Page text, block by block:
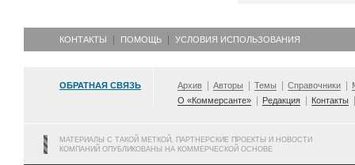
КОНТАКТЫ ПОМОЩЬ УСЛОВИЯ ИСПОЛЬЗОВАНИЯ
ОБРАТНАЯ СВЯЗЬ Архив Авторы Темы Справочники
О «Коммерсанте»
Редакция Контакты
МАТЕРИАЛЫ С ТАКОЙ МЕТКОЙ, ПАРТНЕРСКИЕ ПРОЕКТЫ И НОВОСТИ
КОМПАНИЙ ОПУБЛИКОВАНЫ НА КОММЕРЧЕСКОЙ ОСНОВЕ